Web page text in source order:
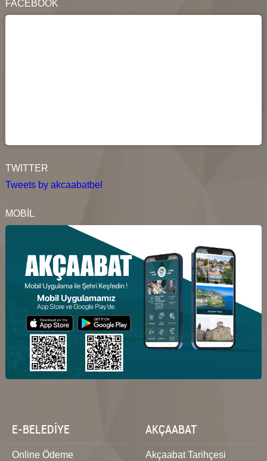
FACEBOOK
TWITTER
Tweets by akcaabatbel
MOBİL
E-BELEDİYE
Online Ödeme
AKÇAABAT
Akçaabat Tarihçesi